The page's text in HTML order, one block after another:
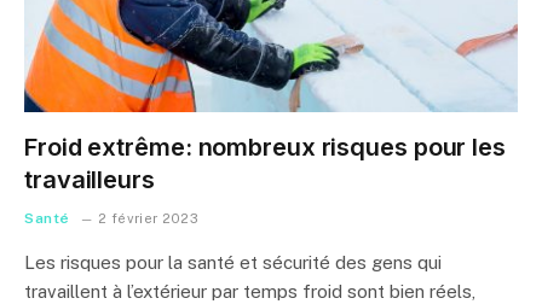
Froid extrême: nombreux risques pour les
travailleurs
Santé 2 février 2023
Les risques pour la santé et sécurité des gens qui
travaillent à l’extérieur par temps froid sont bien réels,